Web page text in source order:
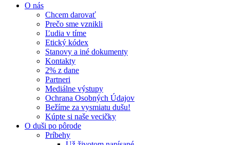
O nás
Chcem darovať
Prečo sme vznikli
Ľudia v tíme
Etický kódex
Stanovy a iné dokumenty
Kontakty
2% z dane
Partneri
Mediálne výstupy
Ochrana Osobných Údajov
Bežíme za vysmiatu dušu!
Kúpte si naše vecičky
O duši po pôrode
Príbehy